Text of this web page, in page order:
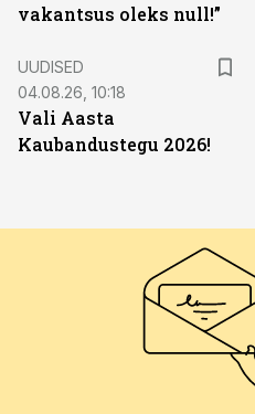
vakantsus oleks null!”
UUDISED
04.08.26, 10:18
Vali Aasta
Kaubandustegu 2026!